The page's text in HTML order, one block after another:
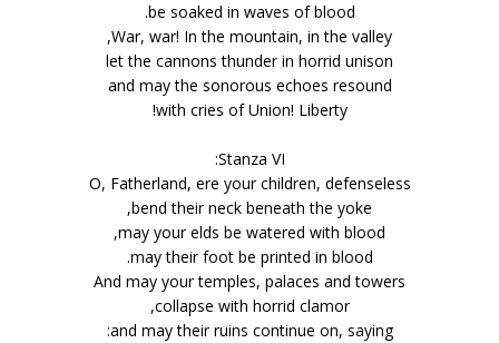
be soaked in waves of blood.
War, war! In the mountain, in the valley,
let the cannons thunder in horrid unison
and may the sonorous echoes resound
with cries of Union! Liberty!
Stanza VI:
O, Fatherland, ere your children, defenseless
bend their neck beneath the yoke,
may your fields be watered with blood,
may their foot be printed in blood.
And may your temples, palaces and towers
collapse with horrid clamor,
and may their ruins continue on, saying: